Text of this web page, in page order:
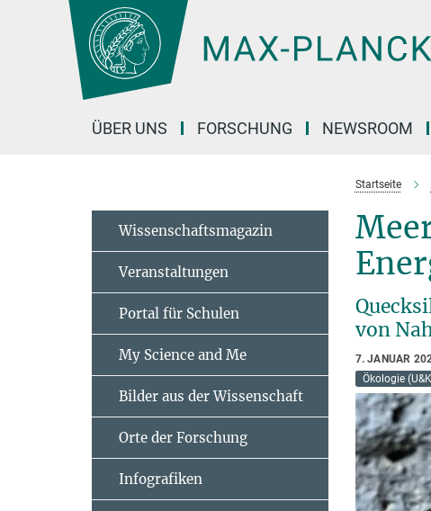
Hauptinhalt
ÜBER UNS FORSCHUNG NEWSROOM
Startseite
von
7. JANUAR
Ökologie
Wissenschaftsmagazin
Veranstaltungen
Portal für Schulen
My Science and Me
Bilder aus der Wissenschaft
Orte der Forschung
Infografiken